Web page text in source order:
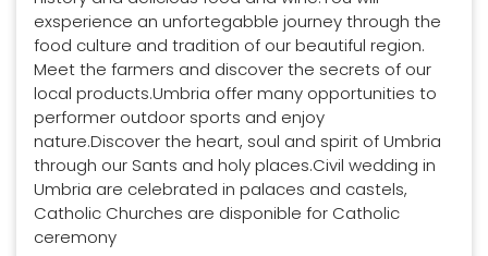
exsperience an unfortegabble journey through the
food culture and tradition of our beautiful region.
Meet the farmers and discover the secrets of our
local products.Umbria offer many opportunities to
performer outdoor sports and enjoy
nature.Discover the heart, soul and spirit of Umbria
through our Sants and holy places.Civil wedding in
Umbria are celebrated in palaces and castels,
Catholic Churches are disponible for Catholic
ceremony